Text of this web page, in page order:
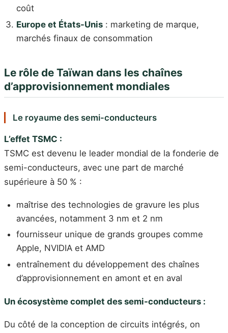
coût
Europe et États-Unis : marketing de marque,
marchés finaux de consommation
Le rôle de Taïwan dans les chaînes
d’approvisionnement mondiales
Le royaume des semi-conducteurs
L’effet TSMC :
TSMC est devenu le leader mondial de la fonderie de
semi-conducteurs, avec une part de marché
supérieure à 50 % :
maîtrise des technologies de gravure les plus
avancées, notamment 3 nm et 2 nm
fournisseur unique de grands groupes comme
Apple, NVIDIA et AMD
entraînement du développement des chaînes
d’approvisionnement en amont et en aval
Un écosystème complet des semi-conducteurs :
Du côté de la conception de circuits intégrés, on